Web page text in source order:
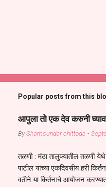
Popular posts from this
आपुला तो एक देव करुनी
ByShamsundar chittoda -
तळणी : मंठा तालुक्यातील तळणी येथे
पाटील यांच्या एकदिवसीय हरी
वतीने या किर्तनाचे आयोजन